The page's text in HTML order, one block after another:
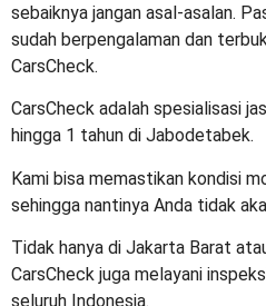
sebaiknya jangan asal-asalan.
sudah berpengalaman dan
CarsCheck.
CarsCheck adalah spesialisasi
hingga 1 tahun di Jabodetabek.
Kami bisa memastikan kondisi
sehingga nantinya Anda tidak
Tidak hanya di Jakarta Barat
CarsCheck juga melayani
seluruh Indonesia.